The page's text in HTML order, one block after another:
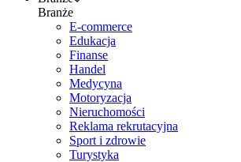
Branże
E-commerce
Edukacja
Finanse
Handel
Medycyna
Motoryzacja
Nieruchomości
Reklama rekrutacyjna
Sport i zdrowie
Turystyka